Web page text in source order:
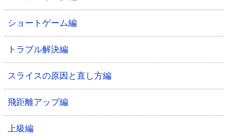
ショートゲーム編
トラブル解決編
スライスの原因と直し方編
飛距離アップ編
上級編